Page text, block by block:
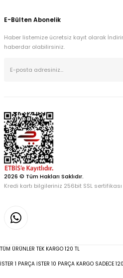
E-Bülten Abonelik
Haber listemize ücretsiz kayıt olarak
haberdar olabilirsiniz.
2026 © Tüm Hakları Saklıdır.
Kredi kartı bilgileriniz 256bit SSL
TÜM ÜRÜNLER TEK KARGO 120 TL
İSTER 1 PARÇA İSTER 10 PARÇA KARGO SADECE